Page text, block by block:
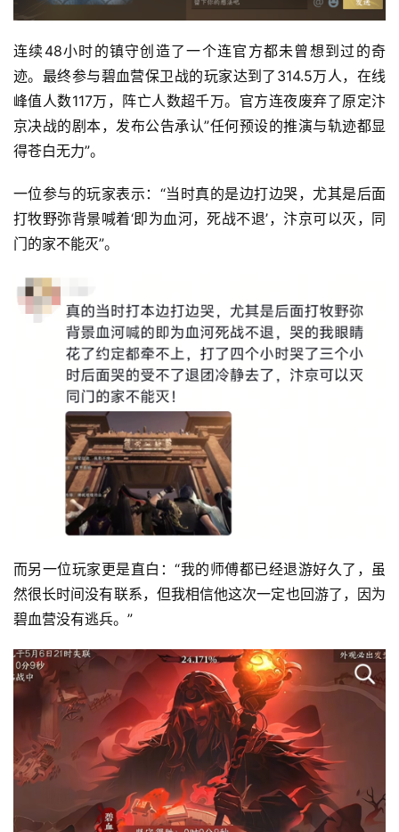
连续48小时的镇守创造了一个连官方都未曾想到过的奇
迹。最终参与碧血营保卫战的玩家达到了314.5万人，在线
峰值人数117万，阵亡人数超千万。官方连夜废弃了原定汴
京决战的剧本，发布公告承认”任何预设的推演与轨迹都显
得苍白无力”。
一位参与的玩家表示：“当时真的是边打边哭，尤其是后面
打牧野弥背景喊着‘即为血河，死战不退’，汴京可以灭，同
门的家不能灭”。
而另一位玩家更是直白：“我的师傅都已经退游好久了，虽
然很长时间没有联系，但我相信他这次一定也回游了，因为
碧血营没有逃兵。”